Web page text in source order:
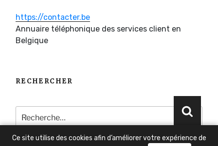
https://contacter.be
Annuaire téléphonique des services client en
Belgique
RECHERCHER
pour
:
Ce site utilise des cookies afin d’améliorer votre expérience de